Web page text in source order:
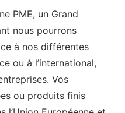
PME, un Grand
nous pourrons
à nos différentes
ou à l’international,
Vos
ou produits finis